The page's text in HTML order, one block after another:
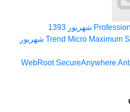
Trend Micro25 شهریور
WebRoot SecureAnywhere